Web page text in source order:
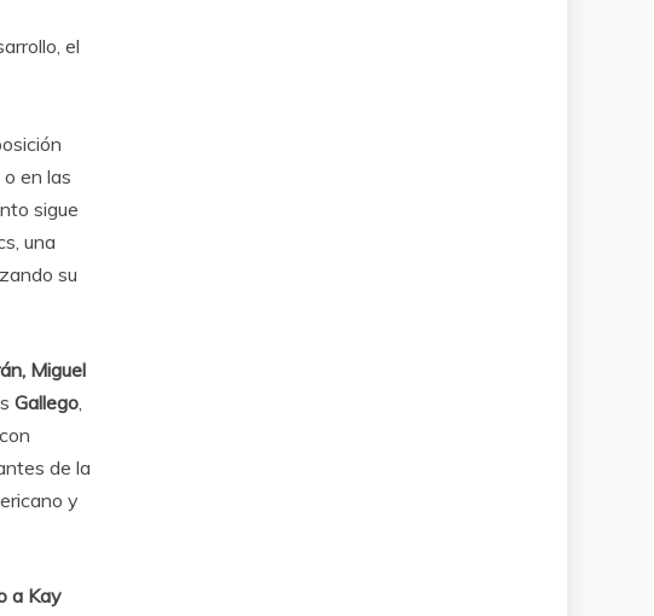
el
en las
sigue
una
su
Miguel
Gallego
de la
y
a Kay